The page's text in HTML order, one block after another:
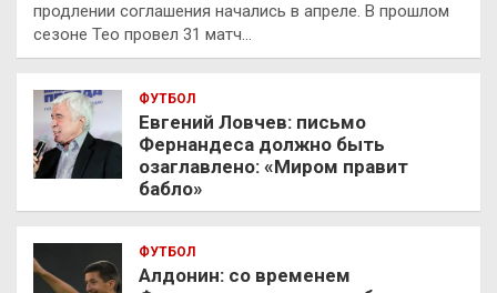
продлении соглашения начались в апреле. В прошлом
сезоне Тео провел 31 матч…
ФУТБОЛ
Евгений Ловчев: письмо
Фернандеса должно быть
озаглавлено: «Миром правит
бабло»
ФУТБОЛ
Алдонин: со временем